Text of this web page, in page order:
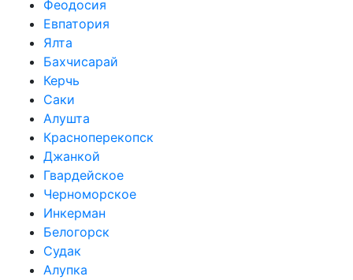
Феодосия
Евпатория
Ялта
Бахчисарай
Керчь
Саки
Алушта
Красноперекопск
Джанкой
Гвардейское
Черноморское
Инкерман
Белогорск
Судак
Алупка